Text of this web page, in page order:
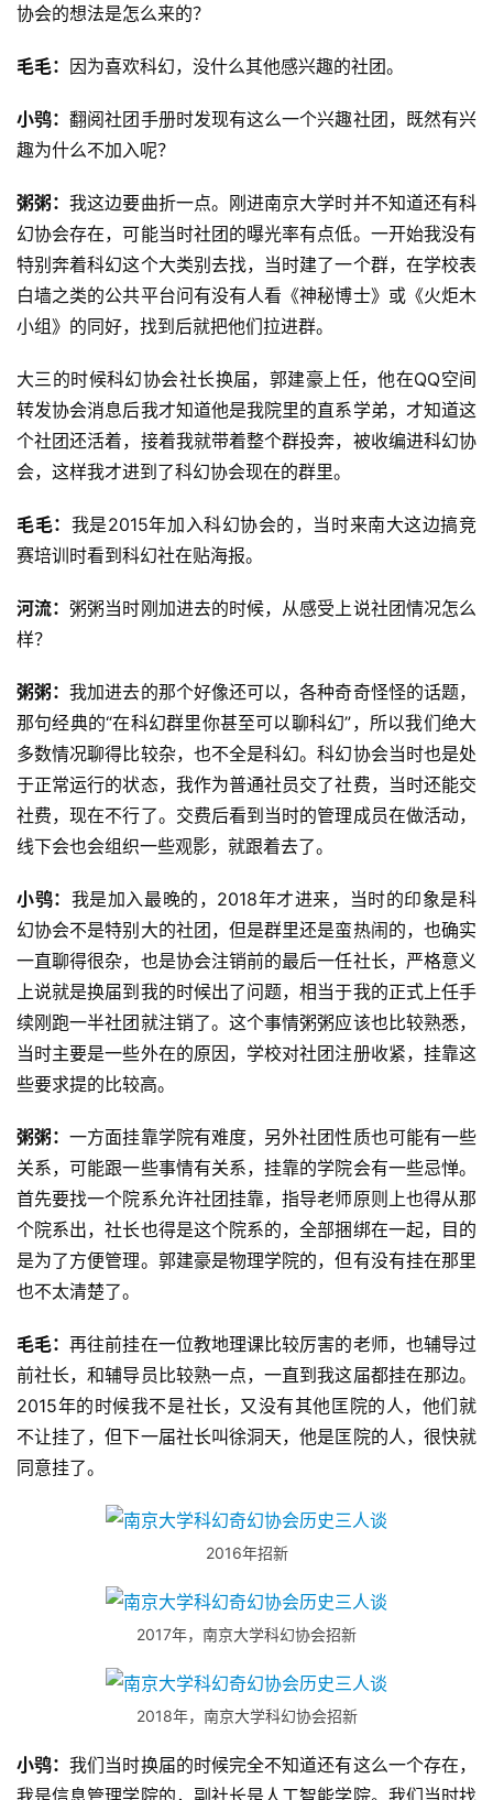
协会的想法是怎么来的？
毛毛： 因为喜欢科幻，没什么其他感兴趣的社团。
小鸮：翻阅社团手册时发现有这么一个兴趣社团，既然有兴
趣为什么不加入呢？
粥粥：我这边要曲折一点。刚进南京大学时并不知道还有科
幻协会存在，可能当时社团的曝光率有点低。一开始我没有
特别奔着科幻这个大类别去找，当时建了一个群，在学校表
白墙之类的公共平台问有没有人看《神秘博士》或《火炬木
小组》的同好，找到后就把他们拉进群。
大三的时候科幻协会社长换届，郭建豪上任，他在QQ空间
转发协会消息后我才知道他是我院里的直系学弟，才知道这
个社团还活着，接着我就带着整个群投奔，被收编进科幻协
会，这样我才进到了科幻协会现在的群里。
毛毛： 我是2015年加入科幻协会的，当时来南大这边搞竞
赛培训时看到科幻社在贴海报。
河流：粥粥当时刚加进去的时候，从感受上说社团情况怎么
样？
粥粥：我加进去的那个好像还可以，各种奇奇怪怪的话题，
那句经典的“在科幻群里你甚至可以聊科幻”，所以我们绝大
多数情况聊得比较杂，也不全是科幻。科幻协会当时也是处
于正常运行的状态，我作为普通社员交了社费，当时还能交
社费，现在不行了。交费后看到当时的管理成员在做活动，
线下会也会组织一些观影，就跟着去了。
小鸮： 我是加入最晚的，2018年才进来，当时的印象是科
幻协会不是特别大的社团，但是群里还是蛮热闹的，也确实
一直聊得很杂，也是协会注销前的最后一任社长，严格意义
上说就是换届到我的时候出了问题，相当于我的正式上任手
续刚跑一半社团就注销了。这个事情粥粥应该也比较熟悉，
当时主要是一些外在的原因，学校对社团注册收紧，挂靠这
些要求提的比较高。
粥粥：一方面挂靠学院有难度，另外社团性质也可能有一些
关系，可能跟一些事情有关系，挂靠的学院会有一些忌惮。
首先要找一个院系允许社团挂靠，指导老师原则上也得从那
个院系出，社长也得是这个院系的，全部捆绑在一起，目的
是为了方便管理。郭建豪是物理学院的，但有没有挂在那里
也不太清楚了。
毛毛：再往前挂在一位教地理课比较厉害的老师，也辅导过
前社长，和辅导员比较熟一点，一直到我这届都挂在那边。
2015年的时候我不是社长，又没有其他匡院的人，他们就
不让挂了，但下一届社长叫徐洞天，他是匡院的人，很快就
同意挂了。
2016年招新
2017年，南京大学科幻协会招新
2018年，南京大学科幻协会招新
小鸮：我们当时换届的时候完全不知道还有这么一个存在，
我是信息管理学院的，副社长是人工智能学院。我们当时找